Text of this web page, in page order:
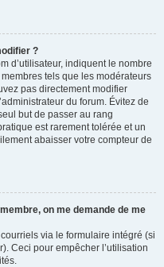
?
d’utilisateur, indiquent le nombre
tels que les modérateurs
pas directement modifier
du forum. Évitez de
but de passer au rang
est rarement tolérée et un
abaisser votre compteur de
on me demande de me
via le formulaire intégré (si
Ceci pour empêcher l’utilisation